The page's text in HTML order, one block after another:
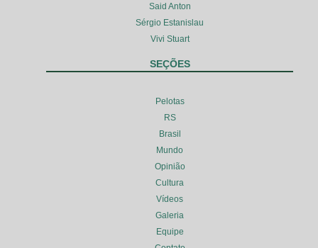
Said Anton
Sérgio Estanislau
Vivi Stuart
SEÇÕES
Pelotas
RS
Brasil
Mundo
Opinião
Cultura
Vídeos
Galeria
Equipe